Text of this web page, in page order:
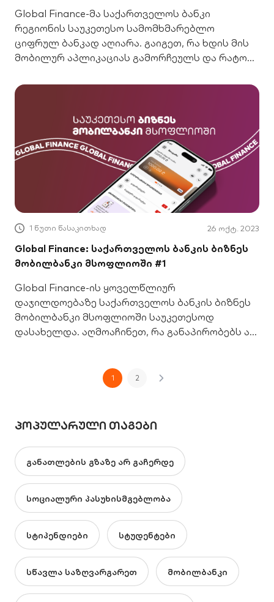
Global Finance-მა საქართველოს ბანკი
რეგიონის საუკეთესო სამომხმარებლო
ციფრულ ბანკად აღიარა. გაიგეთ, რა ხდის მის
მობილურ აპლიკაციას გამორჩეულს და რატომ
1 წუთი წასაკითხად 26 ოქტ. 2023
Global Finance: საქართველოს ბანკის ბიზნეს
მობილბანკი მსოფლიოში #1
Global Finance-ის ყოველწლიურ
დაჯილდოებაზე საქართველოს ბანკის ბიზნეს
მობილბანკი მსოფლიოში საუკეთესოდ
დასახელდა. აღმოაჩინეთ, რა განაპირობებს ამ
1 2
ᲞᲝᲞᲣᲚᲐᲠᲣᲚᲘ ᲗᲐᲒᲔᲑᲘ
განათლების გზაზე არ გაჩერდე
სოციალური პასუხისმგებლობა
სტიპენდიები სტუდენტები
სწავლა საზღვარგარეთ მობილბანკი